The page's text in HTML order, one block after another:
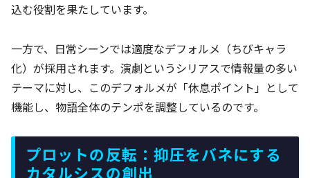
込む役割を果たしています。
一方で、日常シーンでは適度なデフォルメ（ちびキャラ
化）が採用されます。演劇というシリアスで情報量の多い
テーマに対し、このデフォルメが「休息ポイント」として
機能し、物語全体のテンポを調整しているのです。
プロットの反転：抑圧をバネにする
カタルシスの創出